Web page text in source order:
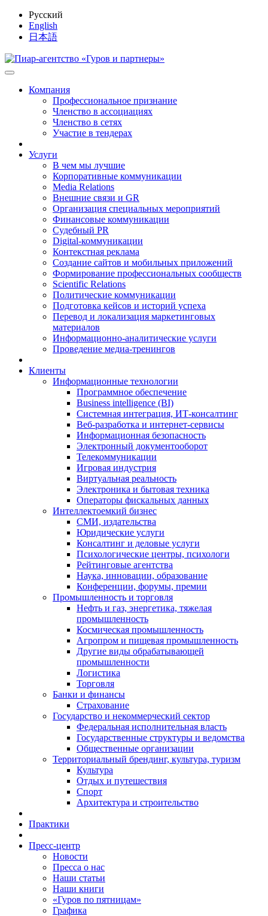
Русский
English
日本語
Компания
Профессиональное признание
Членство в ассоциациях
Членство в сетях
Участие в тендерах
Услуги
В чем мы лучшие
Корпоративные коммуникации
Media Relations
Внешние связи и GR
Организация специальных мероприятий
Финансовые коммуникации
Судебный PR
Digital-коммуникации
Контекстная реклама
Создание сайтов и мобильных приложений
Формирование профессиональных сообществ
Scientific Relations
Политические коммуникации
Подготовка кейсов и историй успеха
Перевод и локализация маркетинговых
материалов
Информационно-аналитические услуги
Проведение медиа-тренингов
Клиенты
Информационные технологии
Программное обеспечение
Business intelligence (BI)
Системная интеграция, ИТ-консалтинг
Веб-разработка и интернет-сервисы
Информационная безопасность
Электронный документооборот
Телекоммуникации
Игровая индустрия
Виртуальная реальность
Электроника и бытовая техника
Операторы фискальных данных
Интеллектоемкий бизнес
СМИ, издательства
Юридические услуги
Консалтинг и деловые услуги
Психологические центры, психологи
Рейтинговые агентства
Наука, инновации, образование
Конференции, форумы, премии
Промышленность и торговля
Нефть и газ, энергетика, тяжелая
промышленность
Космическая промышленность
Агропром и пищевая промышленность
Другие виды обрабатывающей
промышленности
Логистика
Торговля
Банки и финансы
Страхование
Государство и некоммерческий сектор
Федеральная исполнительная власть
Государственные структуры и ведомства
Общественные организации
Территориальный брендинг, культура, туризм
Культура
Отдых и путешествия
Спорт
Архитектура и строительство
Практики
Пресс-центр
Новости
Пресса о нас
Наши статьи
Наши книги
«Гуров по пятницам»
Графика